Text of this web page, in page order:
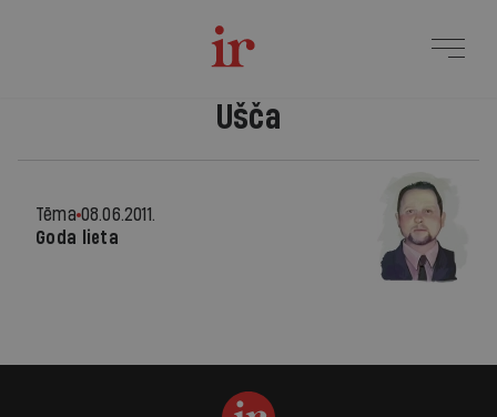
Ušča
Tēma 08.06.2011.
Goda lieta